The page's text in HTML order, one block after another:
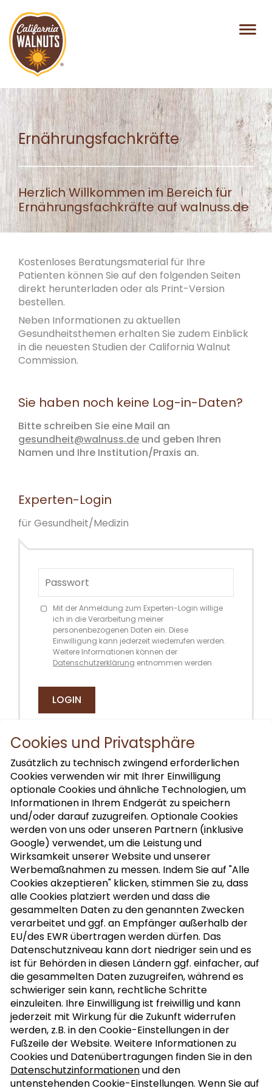
Ernährungsfachkräfte
Herzlich Willkommen im Bereich für
Ernährungsfachkräfte auf walnuss.de
Kostenloses Beratungsmaterial für Ihre
Patienten können Sie auf den folgenden Seiten
direkt herunterladen oder als Print-Version
bestellen.
Neben Informationen zu aktuellen
Gesundheitsthemen erhalten Sie zudem Einblick
in die neuesten Studien der California Walnut
Commission.
Sie haben noch keine Log-in-Daten?
Bitte schreiben Sie eine Mail an
gesundheit@walnuss.de und geben Ihren
Namen und Ihre Institution/Praxis an.
Experten-Login
für Gesundheit/Medizin
Mit der Anmeldung zum Experten-Login willige
ich in die Verarbeitung meiner
personenbezogenen Daten ein. Diese
Einwilligung kann jederzeit wiederrufen werden.
Weitere Informationen können der
Datenschutzerklärung entnommen werden.
LOGIN
Cookies und Privatsphäre
Zusätzlich zu technisch zwingend erforderlichen
Cookies verwenden wir mit Ihrer Einwilligung
optionale Cookies und ähnliche Technologien, um
Informationen in Ihrem Endgerät zu speichern
und/oder darauf zuzugreifen. Optionale Cookies
werden von uns oder unseren Partnern (inklusive
Google) verwendet, um die Leistung und
Wirksamkeit unserer Website und unserer
Werbemaßnahmen zu messen. Indem Sie auf "Alle
Cookies akzeptieren" klicken, stimmen Sie zu, dass
alle Cookies platziert werden und dass die
gesammelten Daten zu den genannten Zwecken
verarbeitet und ggf. an Empfänger außerhalb der
EU/des EWR übertragen werden dürfen. Das
Datenschutzniveau kann dort niedriger sein und es
ist für Behörden in diesen Ländern ggf. einfacher, auf
die gesammelten Daten zuzugreifen, während es
schwieriger sein kann, rechtliche Schritte
einzuleiten. Ihre Einwilligung ist freiwillig und kann
jederzeit mit Wirkung für die Zukunft widerrufen
werden, z.B. in den Cookie-Einstellungen in der
Fußzeile der Website. Weitere Informationen zu
Cookies und Datenübertragungen finden Sie in den
Datenschutzinformationenund den
untenstehenden Cookie-Einstellungen. Wenn Sie auf